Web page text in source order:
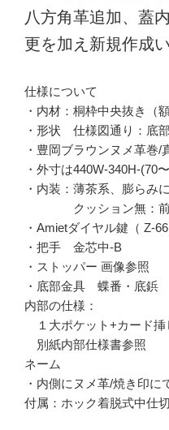
八方角革追加、蓋
更を加え新規作成
仕様について
・内材：桐枠中央抜き（
・形状 仕様図通り：底
・豊岡ブラウンヌメ革巻/
・外寸は440W-340H-(70
・内装：薄茶系、膨らみ
クッション無：前
・Amietダイヤル鍵（ Z-
・把手 金芯中-B
・ストッパー 画像参照
・底部金具 蝶番・底鋲
内部の仕様：
１大ポケット+カード挿
別紙内部仕様書参照
ネーム
・内側にヌメ革/焼き印に
付属：ホック着脱式中仕